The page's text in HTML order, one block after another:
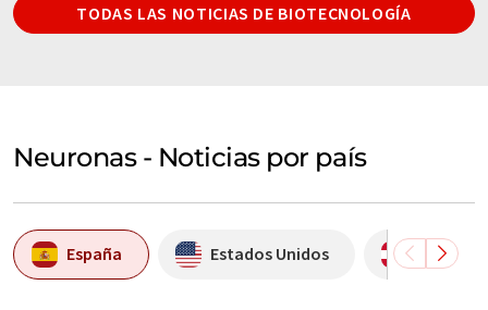
TODAS LAS NOTICIAS DE BIOTECNOLOGÍA
Neuronas - Noticias por país
España Estados Unidos Austria